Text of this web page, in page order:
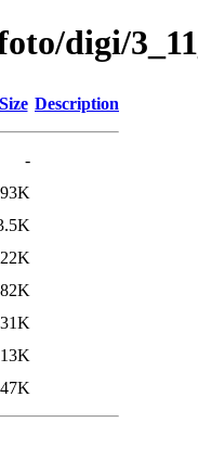
digi/
Size Description
-
93K
22K
82K
31K
13K
47K